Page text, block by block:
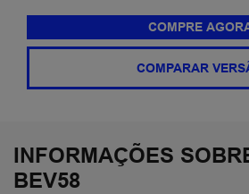
COMPRE
COMPARAR
INFORMAÇÕES
BEV58